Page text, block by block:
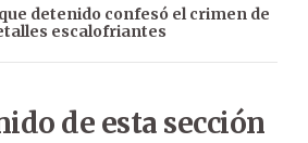
detenido confesó el crimen de
escalofriantes
de esta sección